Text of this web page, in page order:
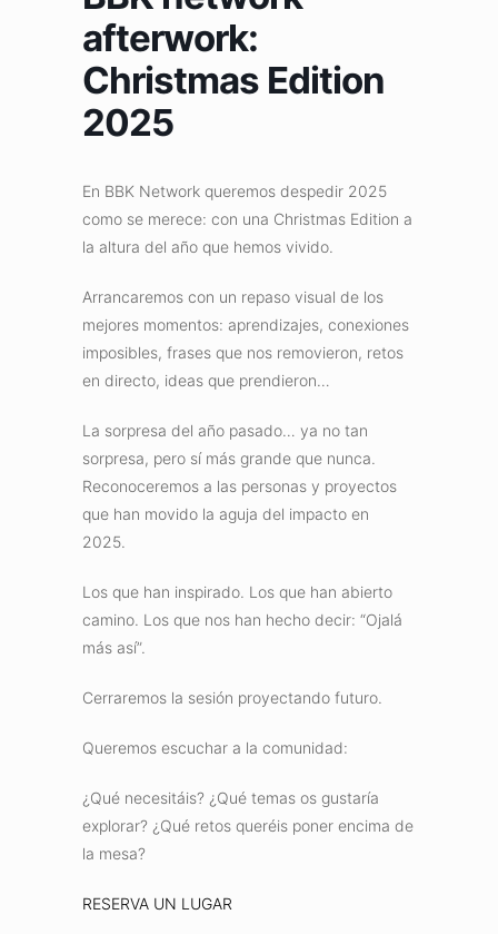
afterwork:
Christmas Edition
2025
En BBK Network queremos despedir 2025
como se merece: con una Christmas Edition a
la altura del año que hemos vivido.
Arrancaremos con un repaso visual de los
mejores momentos: aprendizajes, conexiones
imposibles, frases que nos removieron, retos
en directo, ideas que prendieron…
La sorpresa del año pasado… ya no tan
sorpresa, pero sí más grande que nunca.
Reconoceremos a las personas y proyectos
que han movido la aguja del impacto en
2025.
Los que han inspirado. Los que han abierto
camino. Los que nos han hecho decir: “Ojalá
más así”.
Cerraremos la sesión proyectando futuro.
Queremos escuchar a la comunidad:
¿Qué necesitáis? ¿Qué temas os gustaría
explorar? ¿Qué retos queréis poner encima de
la mesa?
RESERVA UN LUGAR